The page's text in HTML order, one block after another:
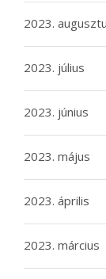
2023.
2023. július
2023. június
2023. május
2023. április
2023. március